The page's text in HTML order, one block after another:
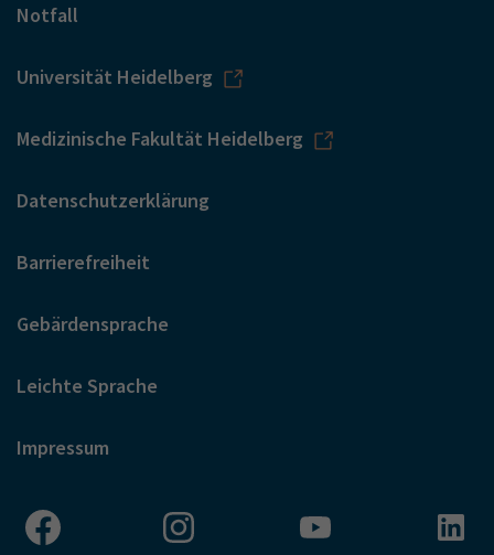
Notfall
Universität Heidelberg
Medizinische Fakultät Heidelberg
Datenschutzerklärung
Barrierefreiheit
Gebärdensprache
Leichte Sprache
Impressum